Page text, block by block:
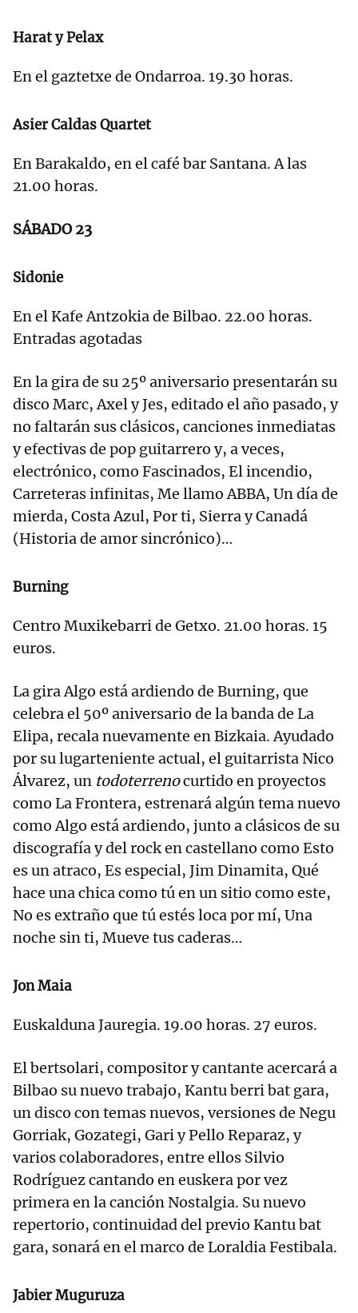
Harat y Pelax
En el gaztetxe de Ondarroa. 19.30 horas.
Asier Caldas Quartet
En Barakaldo, en el café bar Santana. A las
21.00 horas.
SÁBADO 23
Sidonie
En el Kafe Antzokia de Bilbao. 22.00 horas.
Entradas agotadas
En la gira de su 25º aniversario presentarán su
disco Marc, Axel y Jes, editado el año pasado, y
no faltarán sus clásicos, canciones inmediatas
y efectivas de pop guitarrero y, a veces,
electrónico, como Fascinados, El incendio,
Carreteras infinitas, Me llamo ABBA, Un día de
mierda, Costa Azul, Por ti, Sierra y Canadá
(Historia de amor sincrónico)…
Burning
Centro Muxikebarri de Getxo. 21.00 horas. 15
euros.
La gira Algo está ardiendo de Burning, que
celebra el 50º aniversario de la banda de La
Elipa, recala nuevamente en Bizkaia. Ayudado
por su lugarteniente actual, el guitarrista Nico
Álvarez, un todoterrenocurtido en proyectos
como La Frontera, estrenará algún tema nuevo
como Algo está ardiendo, junto a clásicos de su
discografía y del rock en castellano como Esto
es un atraco, Es especial, Jim Dinamita, Qué
hace una chica como tú en un sitio como este,
No es extraño que tú estés loca por mí, Una
noche sin ti, Mueve tus caderas…
Jon Maia
Euskalduna Jauregia. 19.00 horas. 27 euros.
El bertsolari, compositor y cantante acercará a
Bilbao su nuevo trabajo, Kantu berri bat gara,
un disco con temas nuevos, versiones de Negu
Gorriak, Gozategi, Gari y Pello Reparaz, y
varios colaboradores, entre ellos Silvio
Rodríguez cantando en euskera por vez
primera en la canción Nostalgia. Su nuevo
repertorio, continuidad del previo Kantu bat
gara, sonará en el marco de Loraldia Festibala.
Jabier Muguruza